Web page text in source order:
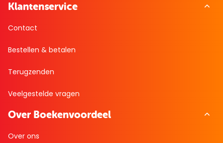
Klantenservice
Contact
Bestellen & betalen
Terugzenden
Veelgestelde vragen
Over Boekenvoordeel
Over ons